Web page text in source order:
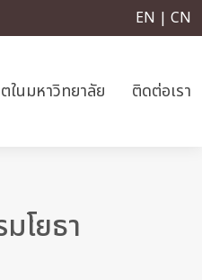
EN | CN
ในมหาวิทยาลัย ติดต่อเรา
โยธา